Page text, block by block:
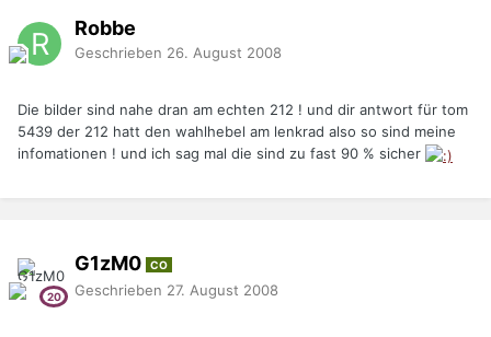
Robbe
Geschrieben 26. August 2008
Die bilder sind nahe dran am echten 212 ! und dir antwort für tom
5439 der 212 hatt den wahlhebel am lenkrad also so sind meine
infomationen ! und ich sag mal die sind zu fast 90 % sicher
G1zM0 CO
Geschrieben 27. August 2008